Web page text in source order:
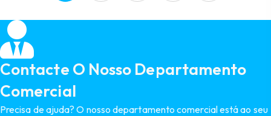
Contacte O Nosso Departamento
Comercial
Precisa de ajuda? O nosso departamento comercial está ao seu